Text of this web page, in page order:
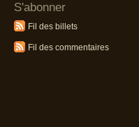
S'abonner
Fil des billets
Fil des commentaires